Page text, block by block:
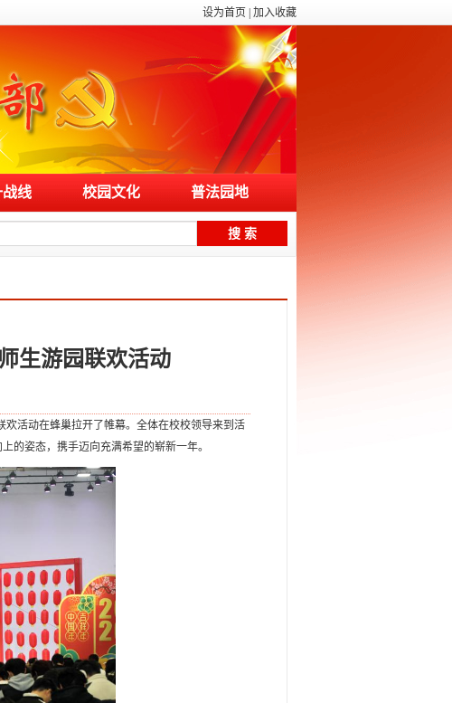
设为首页 加入收藏
线 校园文化 普法园地
生游园联欢活动
欢活动在蜂巢拉开了帷幕。全体在校校领导来到活
的姿态，携手迈向充满希望的崭新一年。